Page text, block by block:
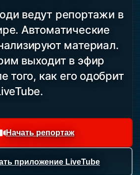
ведут репортажи в
Автоматические
материал.
выходит в эфир
того, как его одобрит
Начать репортаж
приложение LiveTube